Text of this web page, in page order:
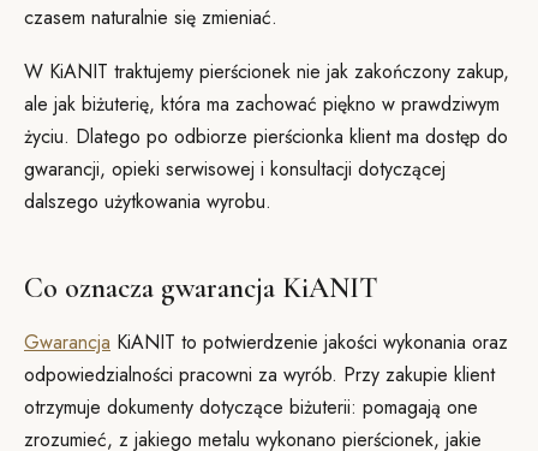
czasem naturalnie się zmieniać.
W KiANIT traktujemy pierścionek nie jak zakończony zakup,
ale jak biżuterię, która ma zachować piękno w prawdziwym
życiu. Dlatego po odbiorze pierścionka klient ma dostęp do
gwarancji, opieki serwisowej i konsultacji dotyczącej
dalszego użytkowania wyrobu.
Co oznacza gwarancja KiANIT
Gwarancja KiANIT to potwierdzenie jakości wykonania oraz
odpowiedzialności pracowni za wyrób. Przy zakupie klient
otrzymuje dokumenty dotyczące biżuterii: pomagają one
zrozumieć, z jakiego metalu wykonano pierścionek, jakie